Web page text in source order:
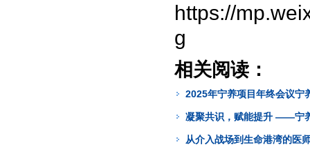
https://
g
相关阅读：
2025年宁养项目年终会议宁
凝聚共识，赋能提升 ——宁
从介入战场到生命港湾的